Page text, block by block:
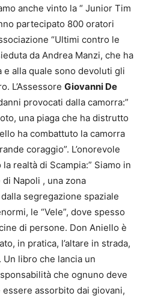
anche vinto la “ Junior Tim
partecipato 800 oratori
“Ultimi contro le
da Andrea Manzi, che ha
alla quale sono devoluti gli
L’Assessore Giovanni De
provocati dalla camorra:”
una piaga che ha distrutto
ha combattuto la camorra
coraggio”. L’onorevole
realtà di Scampia:” Siamo in
Napoli , una zona
segregazione spaziale
le “Vele”, dove spesso
di persone. Don Aniello è
in pratica, l’altare in strada,
libro che lancia un
che ognuno deve
assorbito dai giovani,